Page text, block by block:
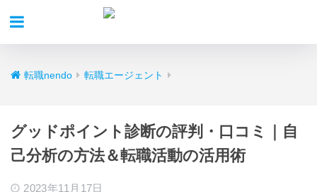
転職nendo 転職エージェント
グッドポイント診断の評判・口コミ｜自
己分析の方法＆転職活動の活用術
2023年11月17日